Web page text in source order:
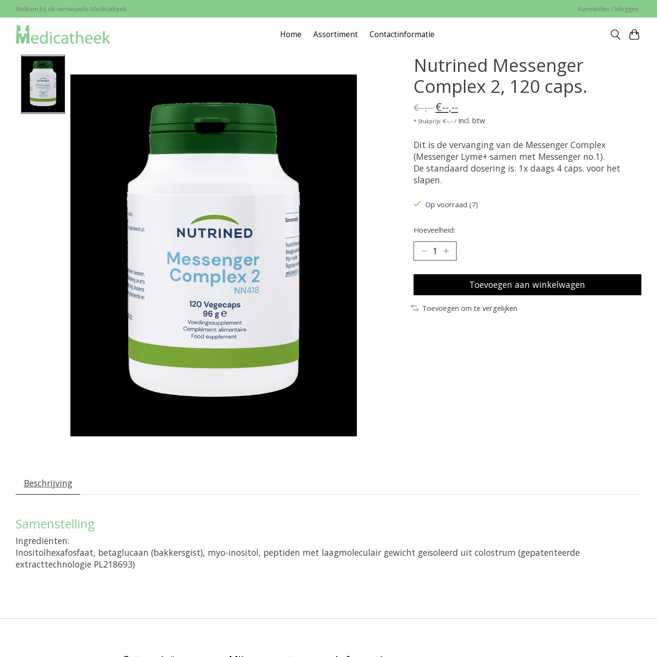
Welkom bij de vernieuwde Medicatheek Aanmelden / Inloggen
Home Assortiment Contactinformatie
Home
Nutrined Messenger
Complex 2, 120 caps.
€--,-- €--,--
* Stukprijs: €--,-- / Incl. btw
Dit is de vervanging van de Messenger Complex
(Messenger Lyme+ samen met Messenger no.1).
De standaard dosering is: 1x daags 4 caps. voor het
slapen.
Op voorraad (7)
Hoeveelheid:
Toevoegen aan winkelwagen
Toevoegen om te vergelijken
Beschrijving
Samenstelling
Ingrediënten:
Inositolhexafosfaat, betaglucaan (bakkersgist), myo-inositol, peptiden met laagmoleculair gewicht geïsoleerd uit colostrum (gepatenteerde
extracttechnologie PL218693)